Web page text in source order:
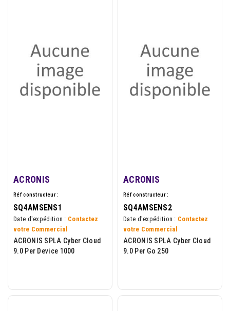
ACRONIS
Réf constructeur :
SQ4AMSENS1
Date d'expédition : Contactez
votre Commercial
ACRONIS SPLA Cyber Cloud
9.0 Per Device 1000
ACRONIS
Réf constructeur :
SQ4AMSENS2
Date d'expédition : Contactez
votre Commercial
ACRONIS SPLA Cyber Cloud
9.0 Per Go 250